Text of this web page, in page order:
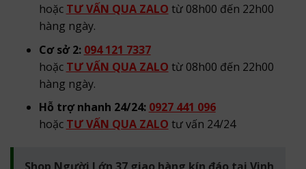
hoặc TƯ VẤN QUA ZALO từ 08h00 đến 22h00
hàng ngày.
Cơ sở 2: 094 121 7337
hoặc TƯ VẤN QUA ZALO từ 08h00 đến 22h00
hàng ngày.
Hỗ trợ nhanh 24/24: 0927 441 096
hoặc TƯ VẤN QUA ZALO tư vấn 24/24